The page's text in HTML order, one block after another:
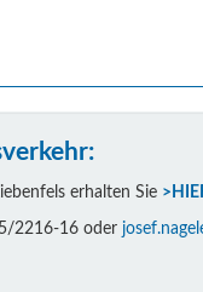
erhalten Sie
2216-16 oder